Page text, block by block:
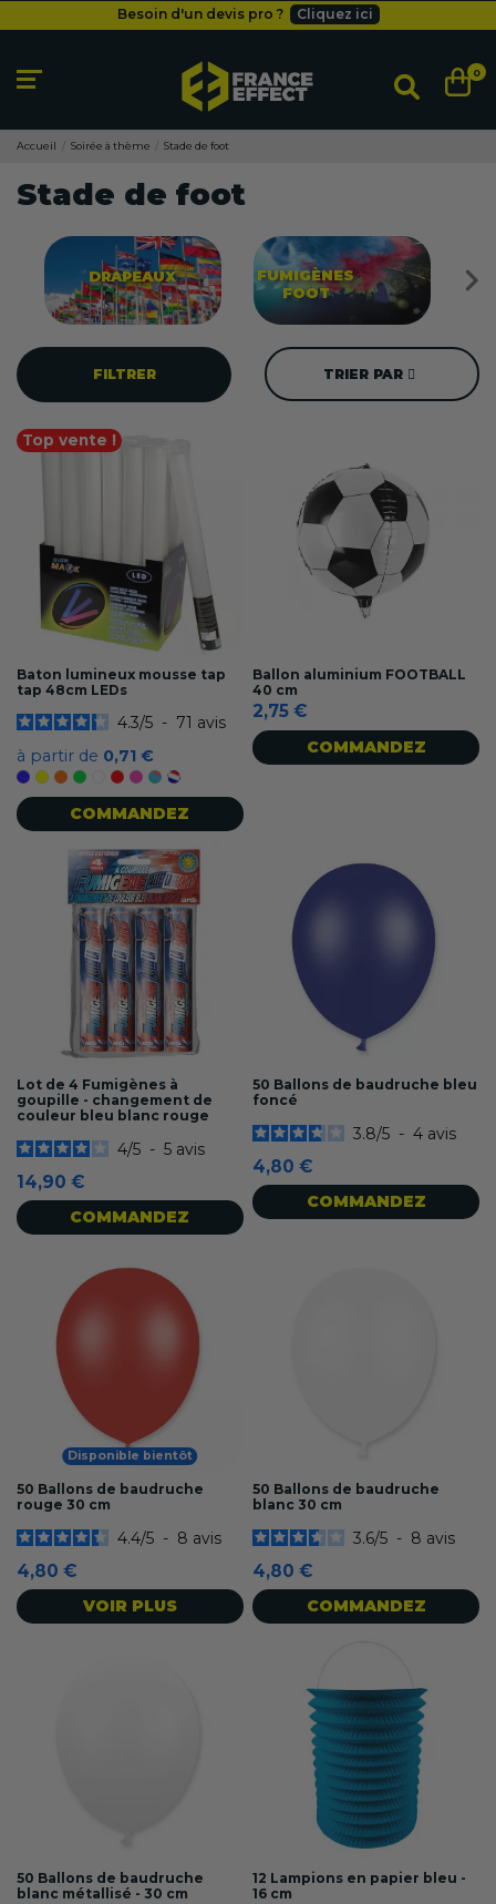
Livraison gratuite dès 49€
Livraison gratuite dès 49 0
Accueil Soirée à thème Stade de foot
Stade de foot
DRAPEAUX
FUMIGÈNES
FOOT
FILTRER TRIER PAR
Top vente !
Baton lumineux mousse tap
tap 48cm LEDs
4.3/5 - 71 avis
à partir de 0,71 €
BleuJauneOrange
Vert Blanc
Rouge
RoseMulti-colore
Tricolore France
COMMANDEZ
Ballon aluminium FOOTBALL
40 cm
2,75 €
COMMANDEZ
Lot de 4 Fumigènes à
goupille - changement de
couleur bleu blanc rouge
4/5 - 5 avis
14,90 €
COMMANDEZ
50 Ballons de baudruche bleu
foncé
3.8/5 - 4 avis
4,80 €
COMMANDEZ
Disponible bientôt
50 Ballons de baudruche
rouge 30 cm
4.4/5 - 8 avis
4,80 €
VOIR PLUS
50 Ballons de baudruche
blanc 30 cm
3.6/5 - 8 avis
4,80 €
COMMANDEZ
50 Ballons de baudruche
blanc métallisé - 30 cm
12 Lampions en papier bleu -
16 cm